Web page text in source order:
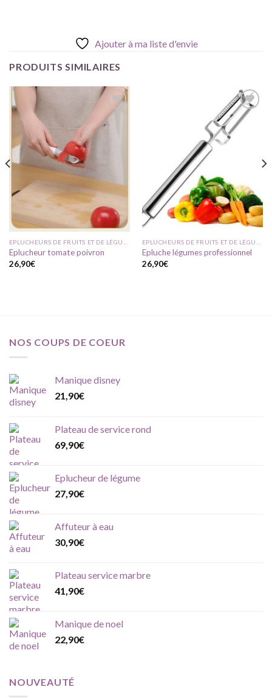
Ajouter à ma liste d'envie
PRODUITS SIMILAIRES
Eplucheur tomate poivron
26,90€
Epluche légumes professionnel
26,90€
NOS COUPS DE COEUR
Manique disney
21,90€
Plateau de service rond
69,90€
Eplucheur de légume
27,90€
Affuteur à eau
30,90€
Plateau service marbre
41,90€
Manique de noel
22,90€
NOUVEAUTÉ